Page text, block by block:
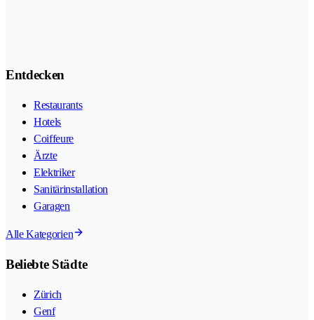
Entdecken
Restaurants
Hotels
Coiffeure
Ärzte
Elektriker
Sanitärinstallation
Garagen
Alle Kategorien
Beliebte Städte
Zürich
Genf